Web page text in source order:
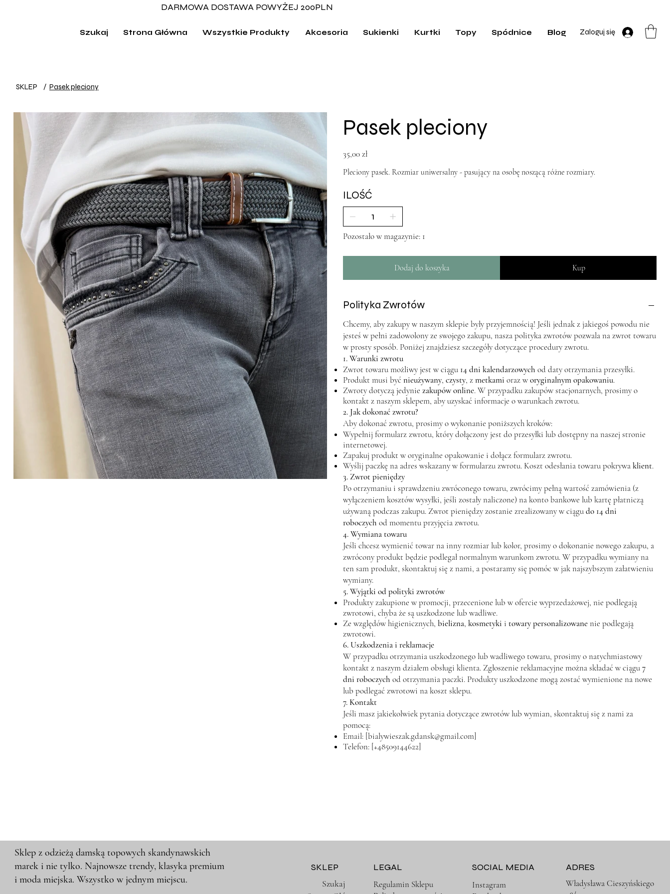
DARMOWA DOSTAWA POWYŻEJ 200PLN
Zaloguj się
Szukaj Strona Główna Wszystkie Produkty Akcesoria Sukienki Kurtki Topy Spódnice Blog
SKLEP / Pasek pleciony
Pasek pleciony
35,00 zł
Pleciony pasek. Rozmiar uniwersalny - pasujący na osobę noszącą różne rozmiary.
ILOŚĆ
Pozostało w magazynie: 1
Dodaj do koszyka Kup
Polityka Zwrotów
Chcemy, aby zakupy w naszym sklepie były przyjemnością! Jeśli jednak z jakiegoś powodu nie
jesteś w pełni zadowolony ze swojego zakupu, nasza polityka zwrotów pozwala na zwrot towaru
w prosty sposób. Poniżej znajdziesz szczegóły dotyczące procedury zwrotu.
1. Warunki zwrotu
Zwrot towaru możliwy jest w ciągu 14 dni kalendarzowych od daty otrzymania przesyłki.
Produkt musi być nieużywany, czysty, zmetkami oraz woryginalnym opakowaniu.
Zwroty dotyczą jedynie zakupów online. W przypadku zakupów stacjonarnych, prosimy o
kontakt z naszym sklepem, aby uzyskać informacje o warunkach zwrotu.
2. Jak dokonać zwrotu?
Aby dokonać zwrotu, prosimy o wykonanie poniższych kroków:
Wypełnij formularz zwrotu, który dołączony jest do przesyłki lub dostępny na naszej stronie
internetowej.
Zapakuj produkt w oryginalne opakowanie i dołącz formularz zwrotu.
Wyślij paczkę na adres wskazany w formularzu zwrotu. Koszt odesłania towaru pokrywaklient.
3. Zwrot pieniędzy
Po otrzymaniu i sprawdzeniu zwróconego towaru, zwrócimy pełną wartość zamówienia (z
wyłączeniem kosztów wysyłki, jeśli zostały naliczone) na konto bankowe lub kartę płatniczą
używaną podczas zakupu. Zwrot pieniędzy zostanie zrealizowany w ciągudo 14 dni
roboczych od momentu przyjęcia zwrotu.
4. Wymiana towaru
Jeśli chcesz wymienić towar na inny rozmiar lub kolor, prosimy o dokonanie nowego zakupu, a
zwrócony produkt będzie podlegał normalnym warunkom zwrotu. W przypadku wymiany na
ten sam produkt, skontaktuj się z nami, a postaramy się pomóc w jak najszybszym załatwieniu
wymiany.
5. Wyjątki od polityki zwrotów
Produkty zakupione w promocji, przecenione lub w ofercie wyprzedażowej, nie podlegają
zwrotowi, chyba że są uszkodzone lub wadliwe.
Ze względów higienicznych, bielizna, kosmetyki i towary personalizowanenie podlegają
zwrotowi.
6. Uszkodzenia i reklamacje
W przypadku otrzymania uszkodzonego lub wadliwego towaru, prosimy o natychmiastowy
kontakt z naszym działem obsługi klienta. Zgłoszenie reklamacyjne można składać w ciągu7
dni roboczych od otrzymania paczki. Produkty uszkodzone mogą zostać wymienione na nowe
lub podlegać zwrotowi na koszt sklepu.
7. Kontakt
Jeśli masz jakiekolwiek pytania dotyczące zwrotów lub wymian, skontaktuj się z nami za
pomocą:
Email: [bialywieszak.gdansk@gmail.com]
Telefon: [+48509144622]
Sklep z odzieżą damską topowych skandynawskich
marek i nie tylko. Najnowsze trendy, klasyka premium
i moda miejska. Wszystko w jednym miejscu.
SKLEP
Szukaj
LEGAL
Regulamin Sklepu
ADRES
Władysława Cieszyńskiego
SOCIAL MEDIA
Instagram